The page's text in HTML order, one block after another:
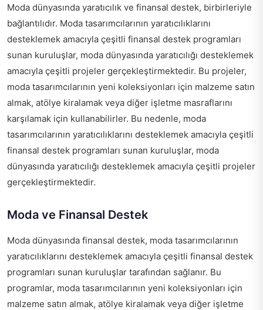
Moda dünyasında yaratıcılık ve finansal destek, birbirleriyle
bağlantılıdır. Moda tasarımcılarının yaratıcılıklarını
desteklemek amacıyla çeşitli finansal destek programları
sunan kuruluşlar, moda dünyasında yaratıcılığı desteklemek
amacıyla çeşitli projeler gerçekleştirmektedir. Bu projeler,
moda tasarımcılarının yeni koleksiyonları için malzeme satın
almak, atölye kiralamak veya diğer işletme masraflarını
karşılamak için kullanabilirler. Bu nedenle, moda
tasarımcılarının yaratıcılıklarını desteklemek amacıyla çeşitli
finansal destek programları sunan kuruluşlar, moda
dünyasında yaratıcılığı desteklemek amacıyla çeşitli projeler
gerçekleştirmektedir.
Moda ve Finansal Destek
Moda dünyasında finansal destek, moda tasarımcılarının
yaratıcılıklarını desteklemek amacıyla çeşitli finansal destek
programları sunan kuruluşlar tarafından sağlanır. Bu
programlar, moda tasarımcılarının yeni koleksiyonları için
malzeme satın almak, atölye kiralamak veya diğer işletme